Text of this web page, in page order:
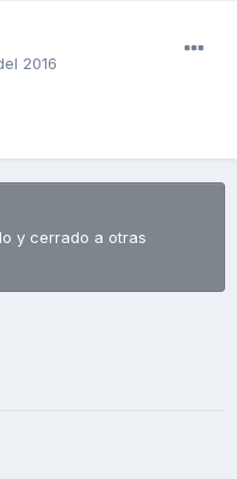
2016
y cerrado a otras